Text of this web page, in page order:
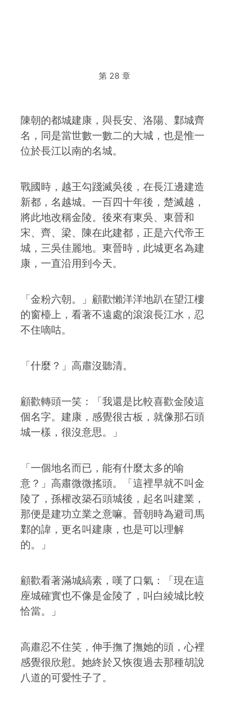
第 28 章
陳朝的都城建康，與長安、洛陽、鄴城齊
名，同是當世數一數二的大城，也是惟一
位於長江以南的名城。
戰國時，越王勾踐滅吳後，在長江邊建造
新都，名越城。一百四十年後，楚滅越，
將此地改稱金陵。後來有東吳、東晉和
宋、齊、梁、陳在此建都，正是六代帝王
城，三吳佳麗地。東晉時，此城更名為建
康，一直沿用到今天。
「金粉六朝。」顧歡懶洋洋地趴在望江樓
的窗檯上，看著不遠處的滾滾長江水，忍
不住嘀咕。
「什麼？」高肅沒聽清。
顧歡轉頭一笑：「我還是比較喜歡金陵這
個名字。建康，感覺很古板，就像那石頭
城一樣，很沒意思。」
「一個地名而已，能有什麼太多的喻
意？」高肅微微搖頭。「這裡早就不叫金
陵了，孫權改築石頭城後，起名叫建業，
那便是建功立業之意嘛。晉朝時為避司馬
鄴的諱，更名叫建康，也是可以理解
的。」
顧歡看著滿城縞素，嘆了口氣：「現在這
座城確實也不像是金陵了，叫白綾城比較
恰當。」
高肅忍不住笑，伸手撫了撫她的頭，心裡
感覺很欣慰。她終於又恢復過去那種胡說
八道的可愛性子了。